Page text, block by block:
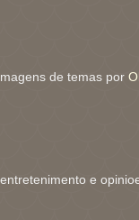
de temas por
e